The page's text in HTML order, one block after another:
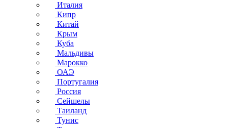
Италия
Кипр
Китай
Крым
Куба
Мальдивы
Марокко
ОАЭ
Португалия
Россия
Сейшелы
Таиланд
Тунис